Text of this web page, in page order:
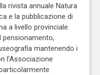
rivista annuale Natura
e la pubblicazione di
a livello provinciale.
pensionamento,
mantenendo i
l’Associazione